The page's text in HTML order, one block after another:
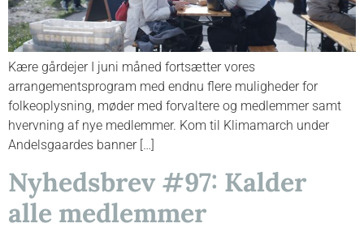
Kære gårdejer I juni måned fortsætter vores
arrangementsprogram med endnu flere muligheder for
folkeoplysning, møder med forvaltere og medlemmer samt
hvervning af nye medlemmer. Kom til Klimamarch under
Andelsgaardes banner […]
Nyhedsbrev #97: Kalder
alle medlemmer